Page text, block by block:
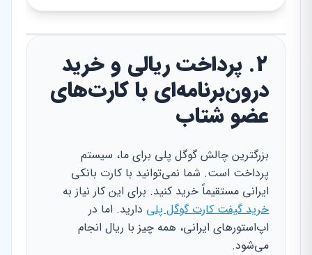
۲. پرداخت ریالی و خرید
درون‌برنامه‌ای با کارت‌های
عضو شتاب
بزرگترین چالش گوگل پلی برای ما، سیستم
پرداخت است. شما نمی‌توانید با کارت بانکی
ایرانی مستقیماً خرید کنید. برای این کار نیاز به
خرید گیفت کارت گوگل پلی دارید. اما در
اپ‌استورهای ایرانی، همه چیز با ریال انجام
می‌شود.